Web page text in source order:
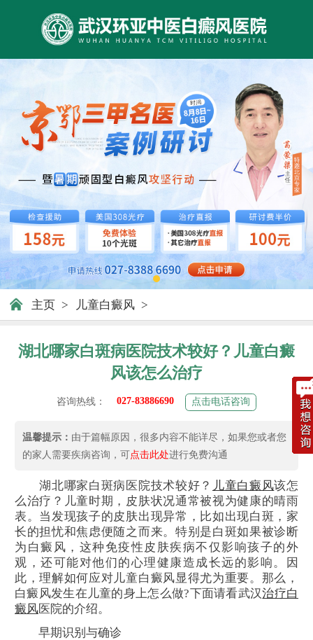
主页 > 儿童白癜风 >
湖北哪家白斑病医院技术较好？儿童白癜
风该怎么治疗
咨询热线： 027-83886690 点击电话咨询
温馨提示： 由于篇幅原因，很多内容不能详尽，如果您或者您
的家人需要疾病咨询，可点击此处进行免费沟通
湖北哪家白斑病医院技术较好？ 儿童白癜风该怎
么治疗？儿童时期，皮肤状况通常被视为健康的晴雨
表。当发现孩子的皮肤出现异常，比如出现白斑，家
长的担忧和焦虑便随之而来。特别是白斑如果被诊断
为白癜风，这种免疫性皮肤疾病不仅影响孩子的外
观，还可能对他们的心理健康造成长远的影响。因
此，理解如何应对儿童白癜风显得尤为重要。那么，
白癜风发生在儿童的身上怎么做?下面请看武汉治疗白
癜风医院的介绍。
早期识别与确诊